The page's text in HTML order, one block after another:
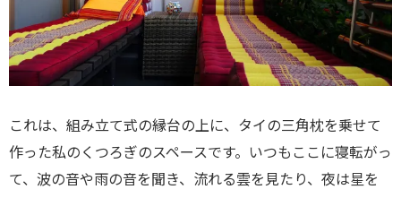
これは、組み立て式の縁台の上に、タイの三角枕を乗せて
作った私のくつろぎのスペースです。いつもここに寝転がっ
て、波の音や雨の音を聞き、流れる雲を見たり、夜は星を